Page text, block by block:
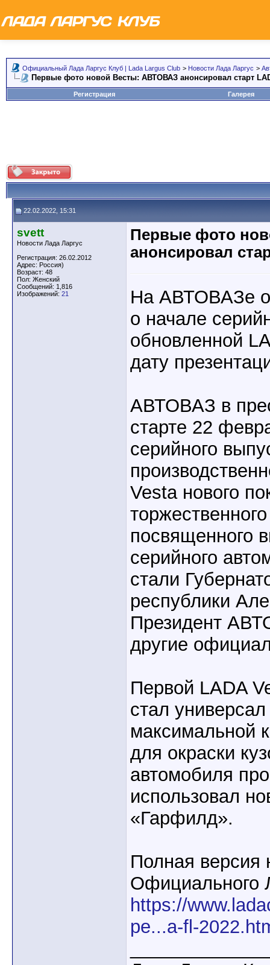
Официальный Лада Ларгус Клуб | Lada Largus Club > Новости Лада Ларгус >
Первые фото новой Весты: АВТОВАЗ анонсировал старт
Регистрация Галерея
22.02.2022, 15:31
svett
Новости Лада Ларгус
Регистрация: 26.02.2012
Адрес: Россия)
Возраст: 48
Пол: Женский
Сообщений: 1,816
Изображений: 21
Первые фото
анонсировал
На АВТОВАЗе
о начале
обновленной
дату
АВТОВАЗ в
старте 22
серийного
Vesta нового
посвященного
серийного
стали
республики
Президент
другие
Первой LADA
стал
максимальной
для окраски
автомобиля
использовал
«Гарфилд».
Полная версия
Официального
https://
pe...a-fl-